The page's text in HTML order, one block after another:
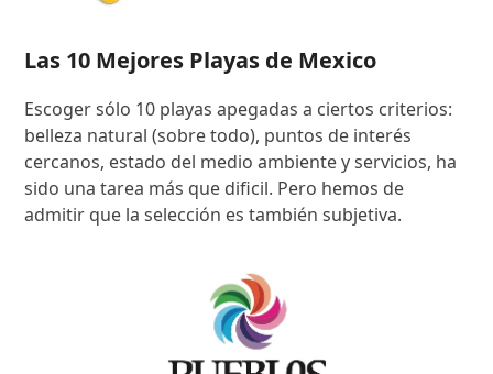
Las 10 Mejores Playas de Mexico
Escoger sólo 10 playas apegadas a ciertos criterios:
belleza natural (sobre todo), puntos de interés
cercanos, estado del medio ambiente y servicios, ha
sido una tarea más que dificil. Pero hemos de
admitir que la selección es también subjetiva.